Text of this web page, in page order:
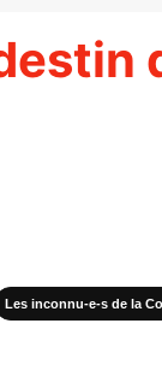
Les inconnu-e-s de la